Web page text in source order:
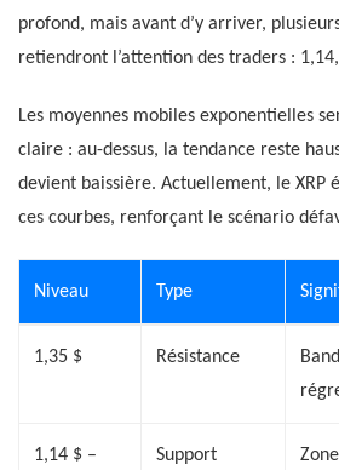
profond, mais avant d’y arriver,
retiendront l’attention des traders :
Les moyennes mobiles exponentielles
claire : au-dessus, la tendance reste
devient baissière. Actuellement, le XRP
ces courbes, renforçant le scénario
Niveau Type
1,35 $ Résistance
1,14 $ –
Support